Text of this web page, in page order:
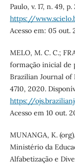
Paulo, v. 17, n. 49,
https://
Acesso em: 05 out.
MELO, M. C. C.;
formação inicial de
Brazilian Journal of
4710, 2020.
https://
Acesso em 10 out.
MUNANGA, K.
Ministério da
Alfabetização e